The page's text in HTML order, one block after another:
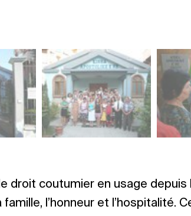
droit coutumier en usage depuis
l’honneur et l’hospitalité.